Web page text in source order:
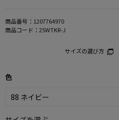
商品番号： 1207764970
商品コード： 25WTKR-J
サイズの選び方
色